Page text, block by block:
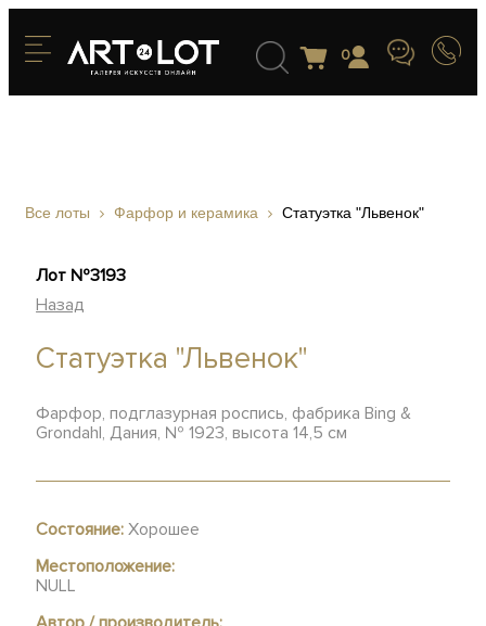
0
Все лоты Фарфор и керамика Статуэтка "Львенок"
Лот №3193
Назад
Статуэтка "Львенок"
Фарфор, подглазурная роспись, фабрика Bing &
Grondahl, Дания, № 1923, высота 14,5 см
Состояние: Хорошее
Местоположение:
NULL